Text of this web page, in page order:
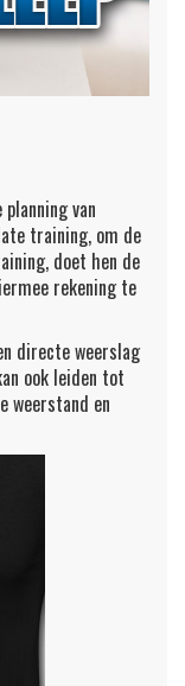
van
training, om de
doet hen de
rekening te
directe weerslag
ook leiden tot
weerstand en